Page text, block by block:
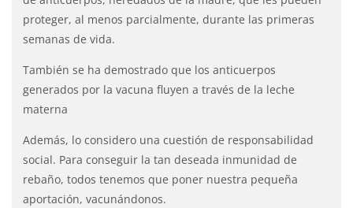
proteger, al menos parcialmente, durante las primeras
semanas de vida.
También se ha demostrado que los anticuerpos
generados por la vacuna fluyen a través de la leche
materna
Además, lo considero una cuestión de responsabilidad
social. Para conseguir la tan deseada inmunidad de
rebaño, todos tenemos que poner nuestra pequeña
aportación, vacunándonos.